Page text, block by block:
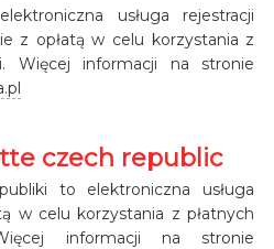
usługa rejestracji
z opłatą w celu korzystania z
Więcej informacji na stronie
czech republic
to elektroniczna usługa
w celu korzystania z płatnych
informacji na stronie